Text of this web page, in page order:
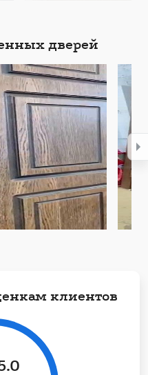
дверей
клиентов